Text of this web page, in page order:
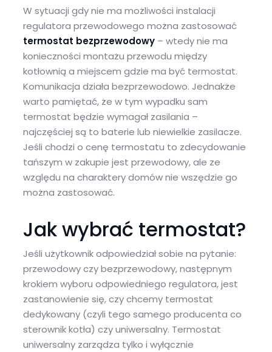
W sytuacji gdy nie ma możliwości instalacji
regulatora przewodowego można zastosować
termostat bezprzewodowy– wtedy nie ma
konieczności montażu przewodu między
kotłownią a miejscem gdzie ma być termostat.
Komunikacja działa bezprzewodowo. Jednakże
warto pamiętać, że w tym wypadku sam
termostat będzie wymagał zasilania –
najczęściej są to baterie lub niewielkie zasilacze.
Jeśli chodzi o cenę termostatu to zdecydowanie
tańszym w zakupie jest przewodowy, ale ze
względu na charaktery domów nie wszędzie go
można zastosować.
Jak wybrać termostat?
Jeśli użytkownik odpowiedział sobie na pytanie:
przewodowy czy bezprzewodowy, następnym
krokiem wyboru odpowiedniego regulatora, jest
zastanowienie się, czy chcemy termostat
dedykowany (czyli tego samego producenta co
sterownik kotła) czy uniwersalny. Termostat
uniwersalny zarządza tylko i wyłącznie